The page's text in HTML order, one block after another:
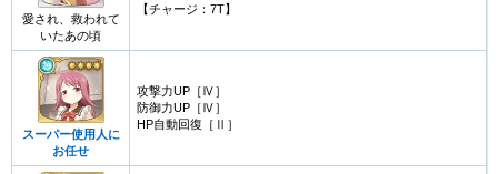
愛され、救われて
いたあの頃
【チャージ：7T】
スーパー使用人に
お任せ
攻撃力UP［Ⅳ］
防御力UP［Ⅳ］
HP自動回復［Ⅱ］